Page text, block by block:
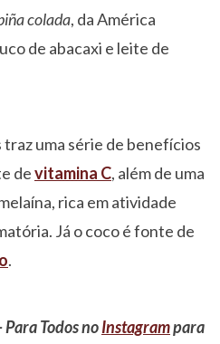
colada, da América
de abacaxi e leite de
uma série de benefícios
devitamina C, além de uma
rica em atividade
Já o coco é fonte de
.
Todos noInstagrampara